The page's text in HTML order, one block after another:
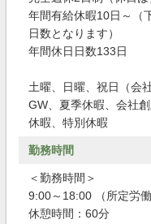
年間有給休暇10日～（
日数となります）
年間休日日数133日
土曜、日曜、祝日（会
GW、夏季休暇、会社
休暇、特別休暇
勤務時間
＜勤務時間＞
9:00～18:00 （所定労
休憩時間：60分